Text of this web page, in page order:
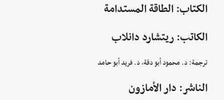
الكتاب: الطاقة المستدامة
الكاتب: ريتشارد دانلاب
ترجمة: د. محمود أبو دقة، د. فريد أبو حامد
الناشر: دار الأمازون